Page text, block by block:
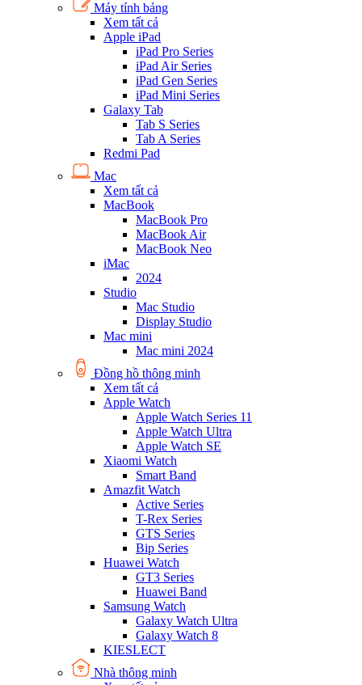
Máy tính bảng
Xem tất cả
Apple iPad
iPad Pro Series
iPad Air Series
iPad Gen Series
iPad Mini Series
Galaxy Tab
Tab S Series
Tab A Series
Redmi Pad
Mac
Xem tất cả
MacBook
MacBook Pro
MacBook Air
MacBook Neo
iMac
2024
Studio
Mac Studio
Display Studio
Mac mini
Mac mini 2024
Đồng hồ thông minh
Xem tất cả
Apple Watch
Apple Watch Series 11
Apple Watch Ultra
Apple Watch SE
Xiaomi Watch
Smart Band
Amazfit Watch
Active Series
T-Rex Series
GTS Series
Bip Series
Huawei Watch
GT3 Series
Huawei Band
Samsung Watch
Galaxy Watch Ultra
Galaxy Watch 8
KIESLECT
Nhà thông minh